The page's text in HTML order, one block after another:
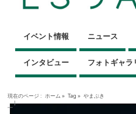
イベント情報 ニュース
インタビュー フォトギャラ
現在のページ : ホーム » Tag » やまぶき